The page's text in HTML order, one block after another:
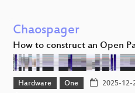
Chaospager
How to construct an Open
Hardware One 2025-12-